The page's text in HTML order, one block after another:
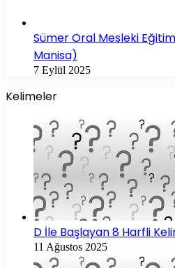
Sümer Oral Mesleki
Manisa)
7 Eylül 2025
Kelimeler
D İle Başlayan 8 Harfli
11 Ağustos 2025